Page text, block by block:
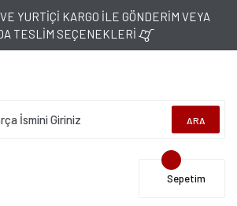
YURTİÇİ KARGO İLE GÖNDERİM VEYA
TESLİM SEÇENEKLERİ
ARA
Sepetim